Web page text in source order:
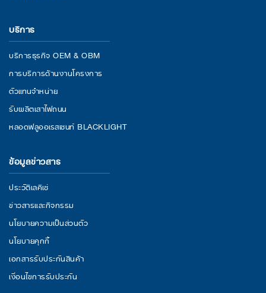
บริการ
บริการธุรกิจ OEM & OBM
การบริการด้านงานโครงการ
ตัวแทนจำหน่าย
รับผลิตเสาไฟถนน
หลอดฟลูออเรสเซนท์ BLACKLIGHT
ข้อมูลข่าวสาร
ประวัติเลคิเซ่
ข่าวสารและกิจกรรม
นโยบายความเป็นส่วนตัว
นโยบายคุกกี้
เอกสารรับประกันสินค้า
เงื่อนไขการรับประกัน